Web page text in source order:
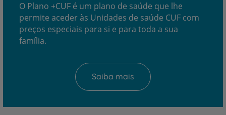
O Plano +CUF é um plano de saúde que lhe
permite aceder às Unidades de saúde CUF com
preços especiais para si e para toda a sua
família.
Saiba mais